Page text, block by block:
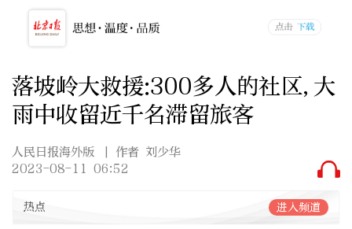
落坡岭大救援:300多人的社区,大
雨中收留近千名滞留旅客
人民日报海外版
| 作者 刘少华
2023-08-11 06:52
热点 进入频道